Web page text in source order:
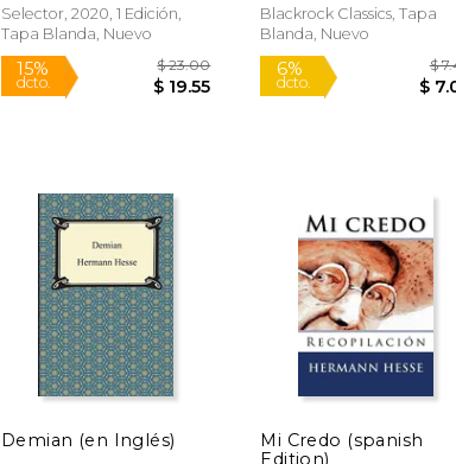
Selector, 2020, 1 Edición,
Tapa Blanda, Nuevo
Blackrock Classics, Tapa
Blanda, Nuevo
Demian (en Inglés)
Mi Credo (spanish
Edition)